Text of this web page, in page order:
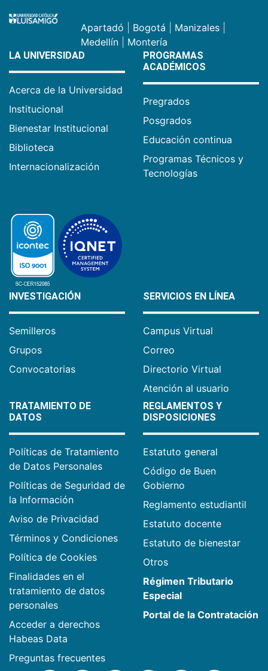
Apartadó Bogotá Manizales
Medellín
Montería
LA UNIVERSIDAD
Acerca de la Universidad
Institucional
Bienestar Institucional
Biblioteca
Internacionalización
PROGRAMAS
ACADÉMICOS
Pregrados
Posgrados
Educación continua
Programas Técnicos y
Tecnologías
INVESTIGACIÓN
Semilleros
Grupos
Convocatorias
SERVICIOS EN LÍNEA
Campus Virtual
Correo
Directorio Virtual
Atención al usuario
TRATAMIENTO DE
DATOS
Políticas de Tratamiento
de Datos Personales
Políticas de Seguridad de
la Información
Aviso de Privacidad
Términos y Condiciones
Política de Cookies
Finalidades en el
tratamiento de datos
personales
Acceder a derechos
Habeas Data
Preguntas frecuentes
REGLAMENTOS Y
DISPOSICIONES
Estatuto general
Código de Buen
Gobierno
Reglamento estudiantil
Estatuto docente
Estatuto de bienestar
Otros
Régimen Tributario
Especial
Portal de la Contratación